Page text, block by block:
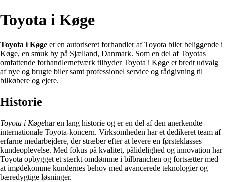
Toyota i Køge
Toyota i Køge er en autoriseret forhandler af Toyota biler beliggende i
Køge, en smuk by på Sjælland, Danmark. Som en del af Toyotas
omfattende forhandlernetværk tilbyder Toyota i Køge et bredt udvalg
af nye og brugte biler samt professionel service og rådgivning til
bilkøbere og ejere.
Historie
Toyota i Køgehar en lang historie og er en del af den anerkendte
internationale Toyota-koncern. Virksomheden har et dedikeret team af
erfarne medarbejdere, der stræber efter at levere en førsteklasses
kundeoplevelse. Med fokus på kvalitet, pålidelighed og innovation har
Toyota opbygget et stærkt omdømme i bilbranchen og fortsætter med
at imødekomme kundernes behov med avancerede teknologier og
bæredygtige løsninger.